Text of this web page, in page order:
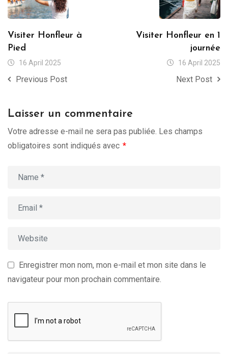
Visiter Honfleur à
Pied
16 April 2025
Previous Post
Visiter Honfleur en 1
journée
16 April 2025
Next Post
Laisser un commentaire
Votre adresse e-mail ne sera pas publiée. Les champs
obligatoires sont indiqués avec *
Enregistrer mon nom, mon e-mail et mon site dans le
navigateur pour mon prochain commentaire.